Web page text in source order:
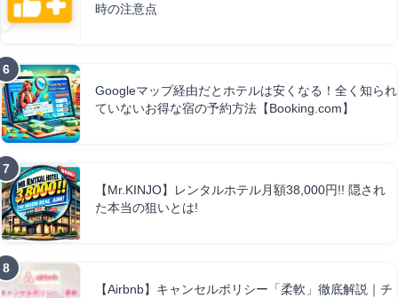
時の注意点
Googleマップ経由だとホテルは安くなる！全く知られ
ていないお得な宿の予約方法【Booking.com】
【Mr.KINJO】レンタルホテル月額38,000円!! 隠され
た本当の狙いとは!
【Airbnb】キャンセルポリシー「柔軟」徹底解説｜チ